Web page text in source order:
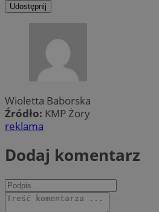
Udostępnij
Wioletta Baborska
Źródło: KMP Żory
reklama
Dodaj komentarz